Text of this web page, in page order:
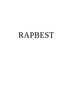
RAPBEST